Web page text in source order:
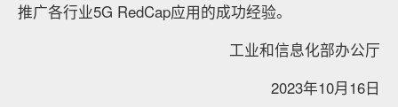
推广各行业5G RedCap应用的成功经验。
工业和信息化部办公厅
2023年10月16日